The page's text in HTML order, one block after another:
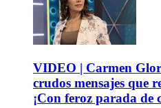
VIDEO | Carmen
crudos mensajes que
¡Con feroz parada de